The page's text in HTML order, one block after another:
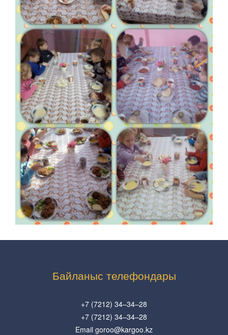
Байланыс телефондары
+7 (7212) 34–34–28
+7 (7212) 34–34–28
Email goroo@kargoo.kz